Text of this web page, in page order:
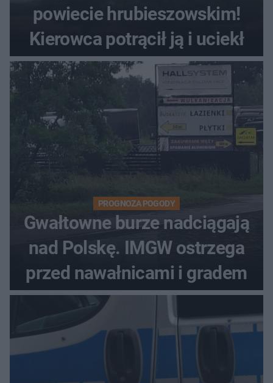
powiecie hrubieszowskim!
Kierowca potrącił ją i uciekł
PROGNOZA POGODY
Gwałtowne burze nadciągają
nad Polskę. IMGW ostrzega
przed nawałnicami i gradem